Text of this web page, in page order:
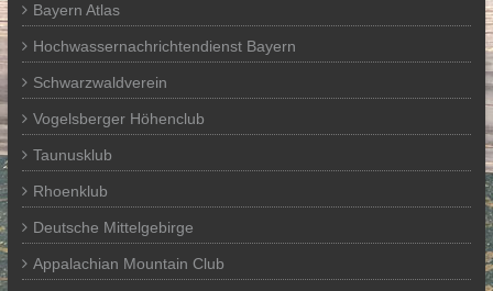
Bayern Atlas
Hochwassernachrichtendienst Bayern
Schwarzwaldverein
Vogelsberger Höhenclub
Taunusklub
Rhoenklub
Deutsche Mittelgebirge
Appalachian Mountain Club